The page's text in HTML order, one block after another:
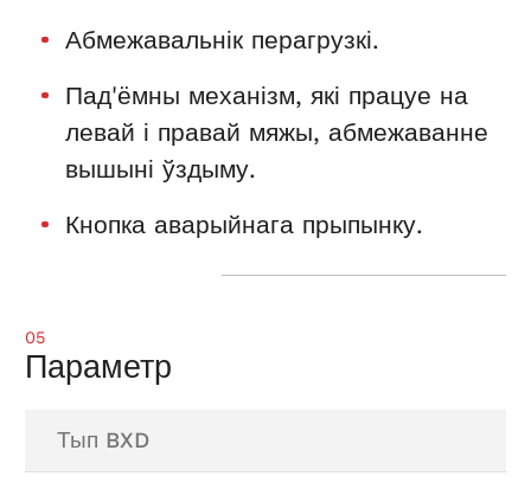
Абмежавальнік перагрузкі.
Пад'ёмны механізм, які працуе на
левай і правай мяжы, абмежаванне
вышыні ўздыму.
Кнопка аварыйнага прыпынку.
05
Параметр
Тып BXD